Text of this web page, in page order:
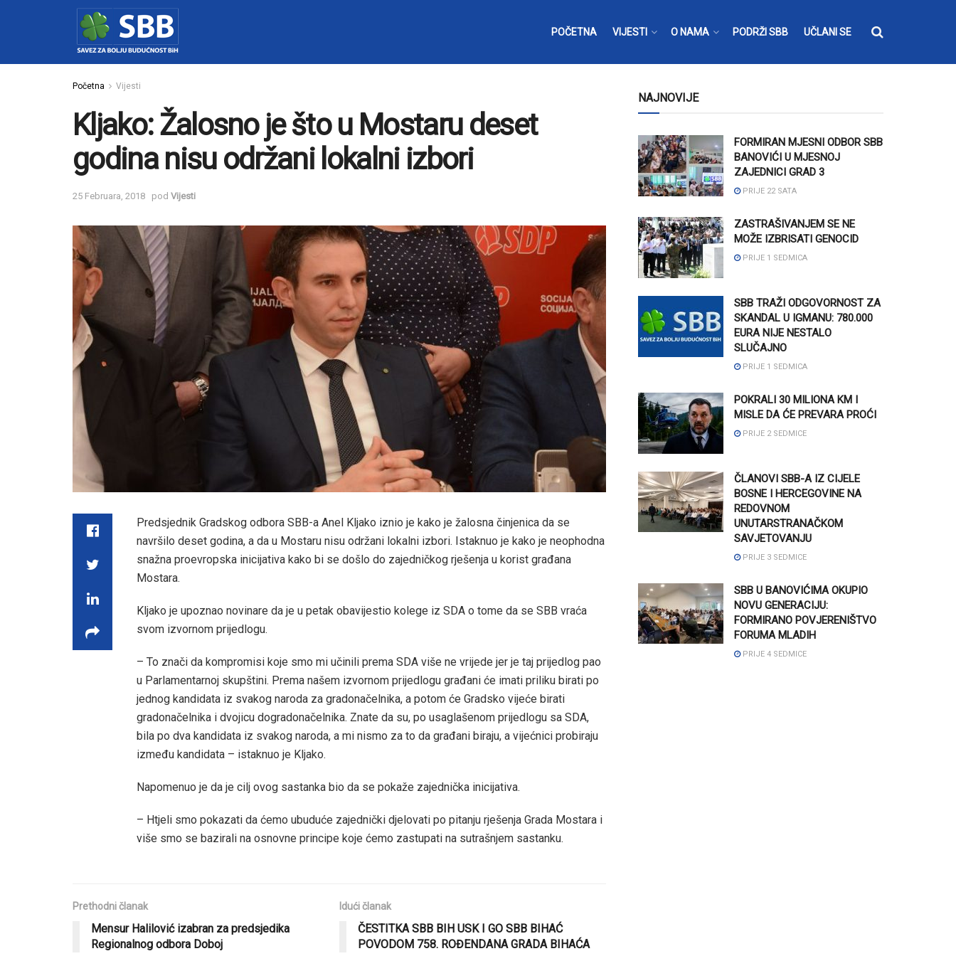
POČETNA VIJESTI O NAMA PODRŽI SBB UČLANI SE
Početna Vijesti
Kljako: Žalosno je što u Mostaru deset
godina nisu održani lokalni izbori
25 Februara, 2018 pod Vijesti
Predsjednik Gradskog odbora SBB-a Anel Kljako iznio je kako je žalosna činjenica da se
navršilo deset godina, a da u Mostaru nisu održani lokalni izbori. Istaknuo je kako je neophodna
snažna proevropska inicijativa kako bi se došlo do zajedničkog rješenja u korist građana
Mostara.
Kljako je upoznao novinare da je u petak obavijestio kolege iz SDA o tome da se SBB vraća
svom izvornom prijedlogu.
– To znači da kompromisi koje smo mi učinili prema SDA više ne vrijede jer je taj prijedlog pao
u Parlamentarnoj skupštini. Prema našem izvornom prijedlogu građani će imati priliku birati po
jednog kandidata iz svakog naroda za gradonačelnika, a potom će Gradsko vijeće birati
gradonačelnika i dvojicu dogradonačelnika. Znate da su, po usaglašenom prijedlogu sa SDA,
bila po dva kandidata iz svakog naroda, a mi nismo za to da građani biraju, a vijećnici probiraju
između kandidata – istaknuo je Kljako.
Napomenuo je da je cilj ovog sastanka bio da se pokaže zajednička inicijativa.
– Htjeli smo pokazati da ćemo ubuduće zajednički djelovati po pitanju rješenja Grada Mostara i
više smo se bazirali na osnovne principe koje ćemo zastupati na sutrašnjem sastanku.
Prethodni članak
Mensur Halilović izabran za predsjedika
Regionalnog odbora Doboj
Idući članak
ČESTITKA SBB BIH USK I GO SBB BIHAĆ
POVODOM 758. ROĐENDANA GRADA BIHAĆA
NAJNOVIJE
FORMIRAN MJESNI ODBOR SBB
BANOVIĆI U MJESNOJ
ZAJEDNICI GRAD 3
PRIJE 22 SATA
ZASTRAŠIVANJEM SE NE
MOŽE IZBRISATI GENOCID
PRIJE 1 SEDMICA
SBB TRAŽI ODGOVORNOST ZA
SKANDAL U IGMANU: 780.000
EURA NIJE NESTALO
SLUČAJNO
PRIJE 1 SEDMICA
POKRALI 30 MILIONA KM I
MISLE DA ĆE PREVARA PROĆI
PRIJE 2 SEDMICE
ČLANOVI SBB-A IZ CIJELE
BOSNE I HERCEGOVINE NA
REDOVNOM
UNUTARSTRANAČKOM
SAVJETOVANJU
PRIJE 3 SEDMICE
SBB U BANOVIĆIMA OKUPIO
NOVU GENERACIJU:
FORMIRANO POVJERENIŠTVO
FORUMA MLADIH
PRIJE 4 SEDMICE